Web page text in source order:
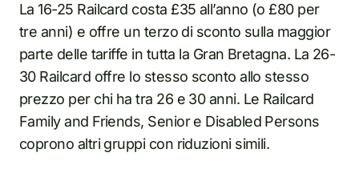
La 16-25 Railcard costa £35 all’anno (o £80 per
tre anni) e offre un terzo di sconto sulla maggior
parte delle tariffe in tutta la Gran Bretagna. La 26-
30 Railcard offre lo stesso sconto allo stesso
prezzo per chi ha tra 26 e 30 anni. Le Railcard
Family and Friends, Senior e Disabled Persons
coprono altri gruppi con riduzioni simili.